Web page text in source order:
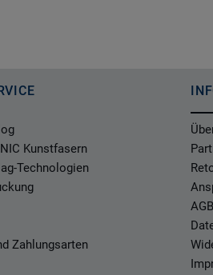
Kunstfasern
Technologien
Zahlungsarten
AGB